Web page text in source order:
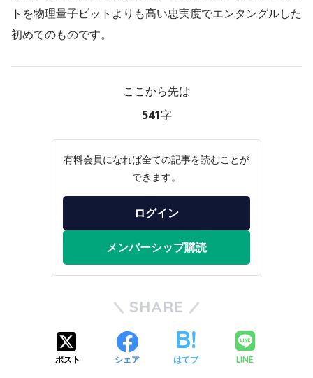
トを物理量子ビットよりも高い忠実度でエンタングルした
初めてのものです。
ここから先は
541字
有料会員になれば全ての記事を読むことが
できます。
ログイン
メンバーシップ購読
SHARE
ポスト シェア はてブ LINE